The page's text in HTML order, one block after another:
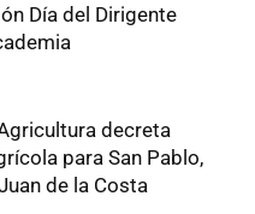
Día del Dirigente
decreta
para San Pablo,
de la Costa